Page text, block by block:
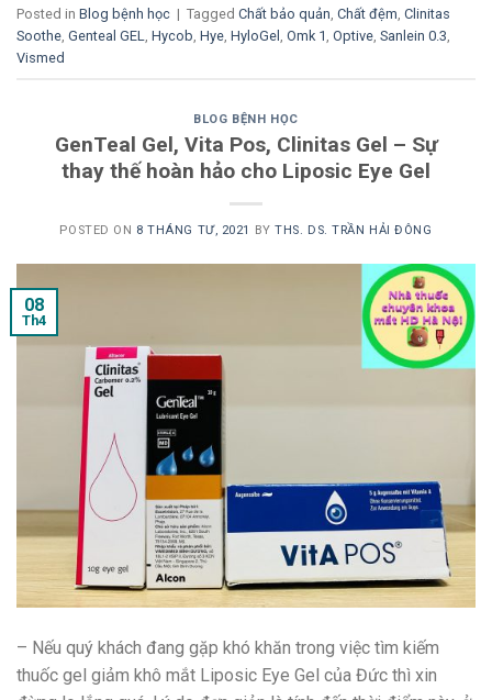
Posted in Blog bệnh học | Tagged Chất bảo quản, Chất đệm, Clinitas
Soothe, Genteal GEL, Hycob, Hye, HyloGel , Omk 1, Optive, Sanlein 0.3,
Vismed
BLOG BỆNH HỌC
GenTeal Gel, Vita Pos, Clinitas Gel – Sự
thay thế hoàn hảo cho Liposic Eye Gel
POSTED ON 8 THÁNG TƯ, 2021 BYTHS. DS. TRẦN HẢI ĐÔNG
08
Th4
– Nếu quý khách đang gặp khó khăn trong việc tìm kiếm
thuốc gel giảm khô mắt Liposic Eye Gel của Đức thì xin